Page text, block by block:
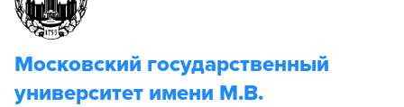
Московский государственный
университет имени М.В.